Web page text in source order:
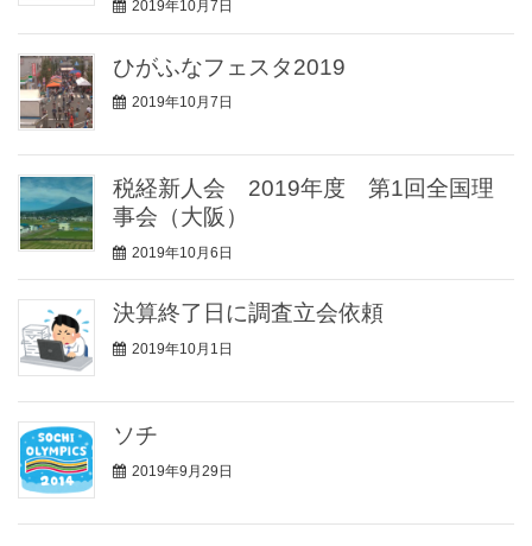
2019年10月7日
ひがふなフェスタ2019
2019年10月7日
税経新人会 2019年度 第1回全国理
事会（大阪）
2019年10月6日
決算終了日に調査立会依頼
2019年10月1日
ソチ
2019年9月29日